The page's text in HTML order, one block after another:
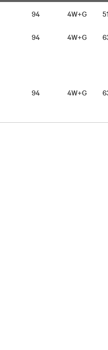
94 4W+G
94 4W+G
94 4W+G